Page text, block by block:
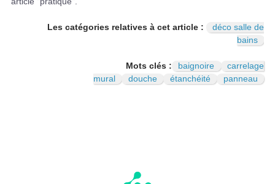
Les catégories relatives à cet article :
déco salle de
bains
Mots clés : baignoire
carrelage
mural
douche étanchéité panneau